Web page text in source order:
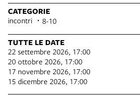
CATEGORIE
incontri 8-10
TUTTE LE DATE
22 settembre 2026, 17:00
20 ottobre 2026, 17:00
17 novembre 2026, 17:00
15 dicembre 2026, 17:00